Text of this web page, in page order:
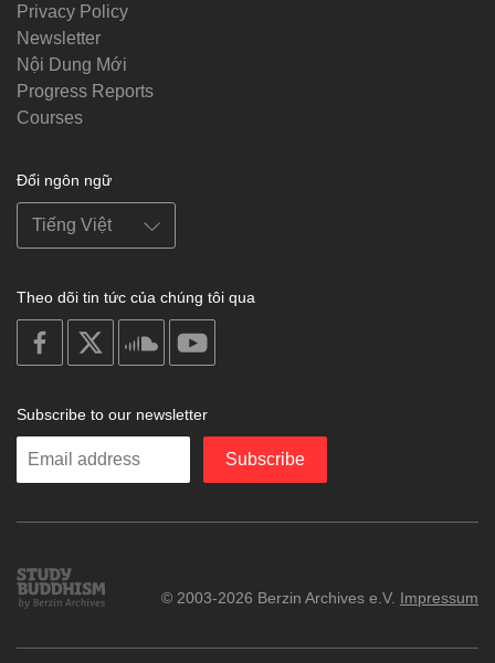
Privacy Policy
Newsletter
Nội Dung Mới
Progress Reports
Courses
Đổi ngôn ngữ
Theo dõi tin tức của chúng tôi qua
on
facebook
soundcloud
Subscribe to our newsletter
Enter
Subscribe
Study
Buddhism
© 2003-2026 Berzin Archives e.V. Impressum